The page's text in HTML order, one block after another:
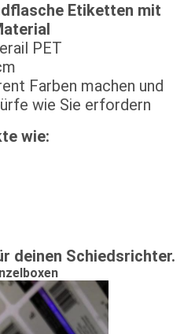
Etiketten mit
PET
Farben machen und
wie Sie erfordern
wie:
deinen Schiedsrichter.